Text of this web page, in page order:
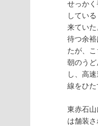
せっか
してい
来てい
待つ余
たが、
朝のう
し、高
線をひた
東赤石
は舗装